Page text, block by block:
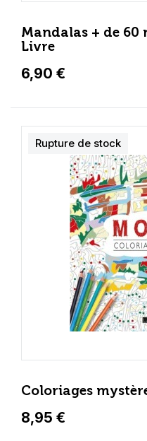
Mandalas + de 60
Livre
6,90 €
Coloriages
8,95 €
Rupture de stock